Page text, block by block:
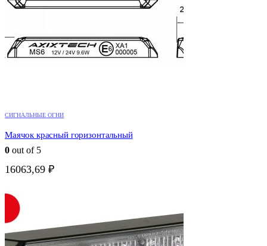
СИГНАЛЬНЫЕ ОГНИ
Маячок красный горизонтальный
0 out of 5
16063,69 ₽